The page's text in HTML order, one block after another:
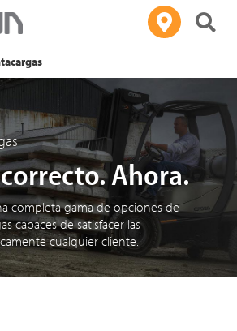
Ahora.
completa gama de opciones de
capaces de satisfacer las
cualquier cliente.